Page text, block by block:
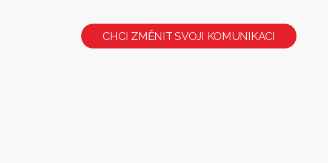
CHCI ZMĚNIT SVOJI KOMUNIKACI